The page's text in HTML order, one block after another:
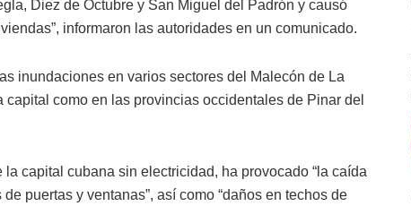
Diez de Octubre y San Miguel del Padrón y causó
informaron las autoridades en un comunicado.
inundaciones en varios sectores del Malecón de La
como en las provincias occidentales de Pinar del
capital cubana sin electricidad, ha provocado “la caída
puertas y ventanas”, así como “daños en techos de